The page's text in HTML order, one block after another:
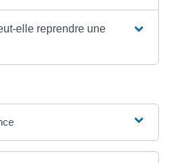
elle reprendre une